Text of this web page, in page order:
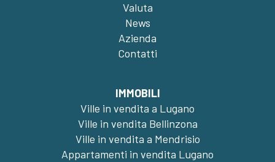
Valuta
News
Azienda
Contatti
IMMOBILI
Ville in vendita a Lugano
Ville in vendita Bellinzona
Ville in vendita a Mendrisio
Appartamenti in vendita Lugano